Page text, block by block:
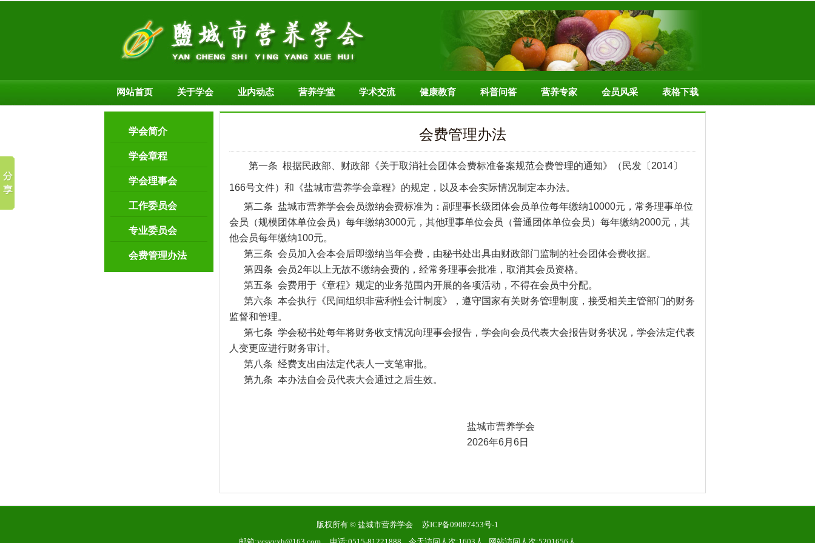
网站首页 关于学会 业内动态 营养学堂 学术交流 健康教育 科普问答 营养专家 会员风采 表格下载
学会简介
学会章程
学会理事会
工作委员会
专业委员会
会费管理办法
会费管理办法
第一条 根据民政部、财政部《关于取消社会团体会费标准备案规范会费管理的通知》（民发〔2014〕
166号文件）和《盐城市营养学会章程》的规定，以及本会实际情况制定本办法。
第二条 盐城市营养学会会员缴纳会费标准为：副理事长级团体会员单位每年缴纳10000元，常务理事单位
会员（规模团体单位会员）每年缴纳3000元，其他理事单位会员（普通团体单位会员）每年缴纳2000元，其
他会员每年缴纳100元。
第三条 会员加入会本会后即缴纳当年会费，由秘书处出具由财政部门监制的社会团体会费收据。
第四条 会员2年以上无故不缴纳会费的，经常务理事会批准，取消其会员资格。
第五条 会费用于《章程》规定的业务范围内开展的各项活动，不得在会员中分配。
第六条 本会执行《民间组织非营利性会计制度》，遵守国家有关财务管理制度，接受相关主管部门的财务
监督和管理。
第七条 学会秘书处每年将财务收支情况向理事会报告，学会向会员代表大会报告财务状况，学会法定代表
人变更应进行财务审计。
第八条 经费支出由法定代表人一支笔审批。
第九条 本办法自会员代表大会通过之后生效。
盐城市营养学会
2026年6月6日
版权所有 © 盐城市营养学会 苏ICP备09087453号-1